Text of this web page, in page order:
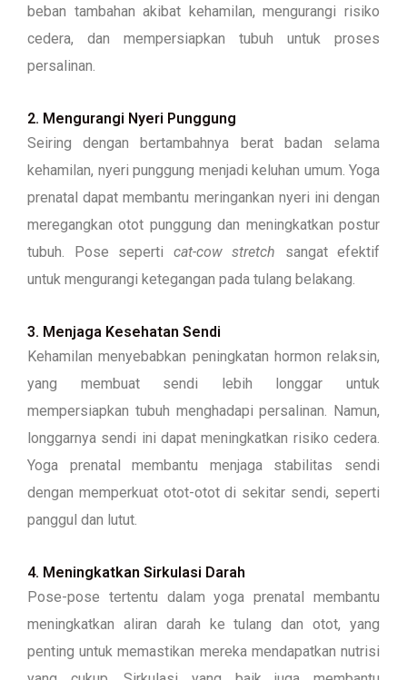
beban tambahan akibat kehamilan, mengurangi risiko
cedera, dan mempersiapkan tubuh untuk proses
persalinan.
2. Mengurangi Nyeri Punggung
Seiring dengan bertambahnya berat badan selama
kehamilan, nyeri punggung menjadi keluhan umum. Yoga
prenatal dapat membantu meringankan nyeri ini dengan
meregangkan otot punggung dan meningkatkan postur
tubuh. Pose seperti cat-cow stretch sangat efektif
untuk mengurangi ketegangan pada tulang belakang.
3. Menjaga Kesehatan Sendi
Kehamilan menyebabkan peningkatan hormon relaksin,
yang membuat sendi lebih longgar untuk
mempersiapkan tubuh menghadapi persalinan. Namun,
longgarnya sendi ini dapat meningkatkan risiko cedera.
Yoga prenatal membantu menjaga stabilitas sendi
dengan memperkuat otot-otot di sekitar sendi, seperti
panggul dan lutut.
4. Meningkatkan Sirkulasi Darah
Pose-pose tertentu dalam yoga prenatal membantu
meningkatkan aliran darah ke tulang dan otot, yang
penting untuk memastikan mereka mendapatkan nutrisi